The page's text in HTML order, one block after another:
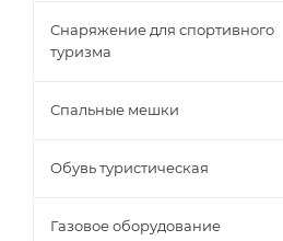
Снаряжение для спортивного
туризма
Спальные мешки
Обувь туристическая
Газовое оборудование